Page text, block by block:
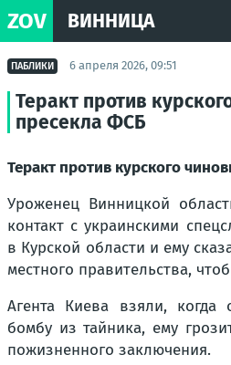
ZOV ВИННИЦА
ПАБЛИКИ 6 апреля 2026, 09:51
Теракт против
пресекла ФСБ
Теракт против курского
Уроженец Винницкой
контакт с украинскими
в Курской области и ему
местного правительства,
Агента Киева взяли, когда
бомбу из тайника, ему
пожизненного заключения.